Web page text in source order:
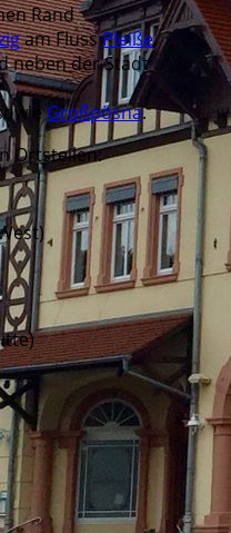
Rand
am FlussPleiße.
neben der Stadt
Großpösna.
Ortsteilen: